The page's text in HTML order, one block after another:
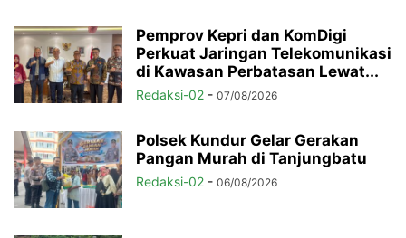
Pemprov Kepri dan KomDigi
Perkuat Jaringan Telekomunikasi
di Kawasan Perbatasan Lewat...
Redaksi-02 - 07/08/2026
Polsek Kundur Gelar Gerakan
Pangan Murah di Tanjungbatu
Redaksi-02 - 06/08/2026